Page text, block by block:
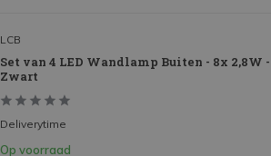
LCB
Set van 4 LED Wandlamp Buiten - 8x 2,8W
Zwart
Deliverytime
Op voorraad